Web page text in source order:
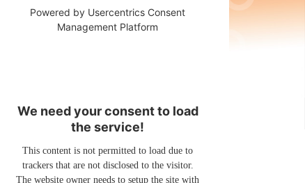
Powered by Usercentrics Consent
Management Platform
We need your consent to load
the service!
This content is not permitted to load due to
trackers that are not disclosed to the visitor.
The website owner needs to setup the site with